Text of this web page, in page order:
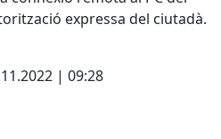
expressa del ciutadà.
| 09:28